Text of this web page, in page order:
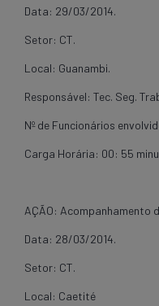
Data: 29/03/2014.
Setor: CT.
Local: Guanambi.
Responsável: Tec. Seg.
Nº de Funcionários
Carga Horária: 00: 55
AÇÃO: Acompanhamento
Data: 28/03/2014.
Setor: CT.
Local: Caetité